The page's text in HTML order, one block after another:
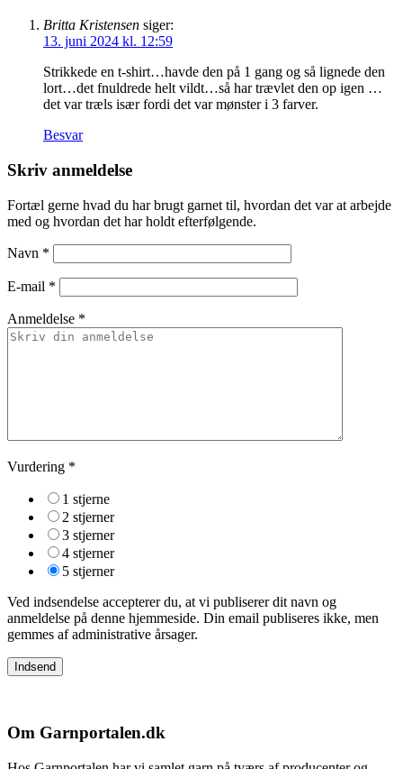
Britta Kristensen siger:
13. juni 2024 kl. 12:59
Strikkede en t-shirt…havde den på 1 gang og så lignede den
lort…det fnuldrede helt vildt…så har trævlet den op igen …
det var træls især fordi det var mønster i 3 farver.
Besvar
Skriv anmeldelse
Fortæl gerne hvad du har brugt garnet til, hvordan det var at arbejde
med og hvordan det har holdt efterfølgende.
Navn *
E-mail *
Anmeldelse *
Vurdering *
1 stjerne
2 stjerner
3 stjerner
4 stjerner
5 stjerner
Ved indsendelse accepterer du, at vi publiserer dit navn og
anmeldelse på denne hjemmeside. Din email publiseres ikke, men
gemmes af administrative årsager.
Om Garnportalen.dk